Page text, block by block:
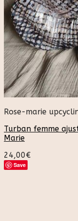
Rose-marie
Turban femme
Marie
24,00€
Save